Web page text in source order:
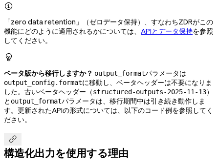

「zero data retention」（ゼロデータ保持）、すなわちZDRがこの
機能にどのように適用されるかについては、 APIとデータ保持を参照
してください。

ベータ版から移行しますか？ output_formatパラメータは
output_config.formatに移動し、ベータヘッダーは不要になりま
した。古いベータヘッダー（structured-outputs-2025-11-13）
と output_formatパラメータは、移行期間中は引き続き動作しま
す。更新されたAPIの形式については、以下のコード例を参照してく
ださい。

構造化出力を使用する理由